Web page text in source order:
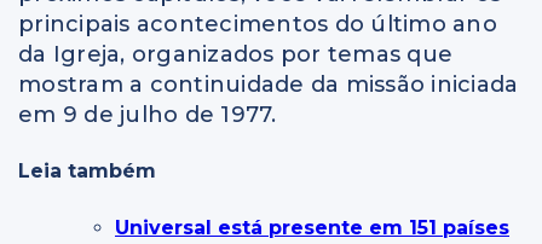
principais acontecimentos do último ano
da Igreja, organizados por temas que
mostram a continuidade da missão iniciada
em 9 de julho de 1977.
Leia também
Universal está presente em 151 países